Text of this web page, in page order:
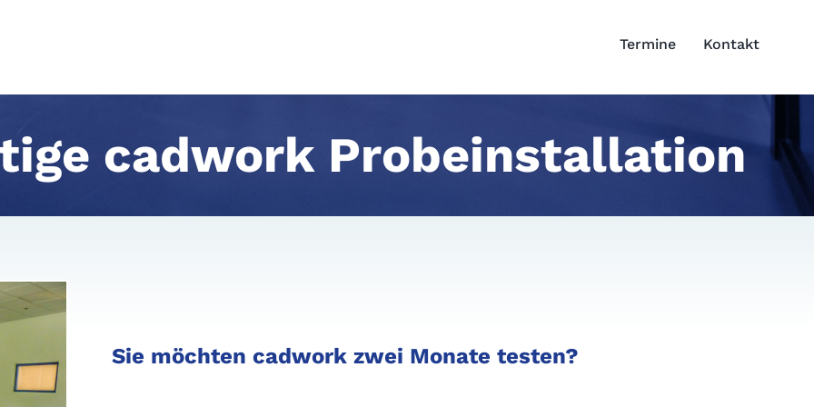
Termine Kontakt
cadwork Probeinstallation
Sie möchten cadwork zwei Monate testen?